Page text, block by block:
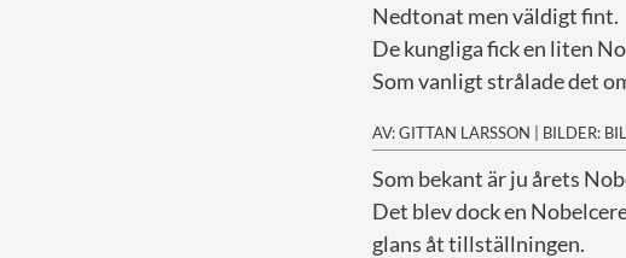
Nedtonat men väldigt fint.
De kungliga fick en liten
Som vanligt strålade det
AV: GITTAN LARSSON | BILDER:
Som bekant är ju årets
Det blev dock en
glans åt tillställningen.